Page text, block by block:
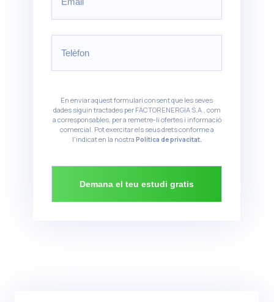
En enviar aquest formulari consent que les seves
dades siguin tractades per FACTORENERGIA S.A., com
a corresponsables, per a remetre-li ofertes i informació
comercial. Pot exercitar els seus drets conforme a
l'indicat en la nostra Política de privacitat.